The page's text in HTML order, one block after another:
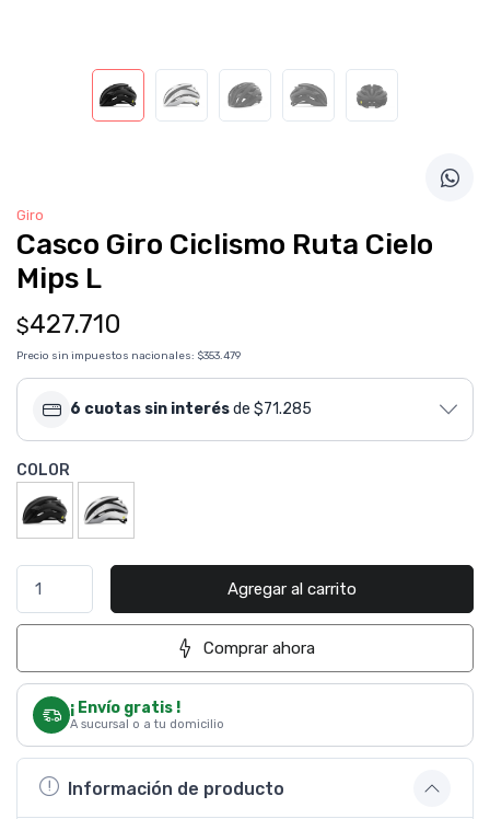
Giro
Casco Giro Ciclismo Ruta Cielo
Mips L
$427.710
Precio sin impuestos nacionales: $353.479
6 cuotas sin interésde $71.285
COLOR
Agregar al carrito
Comprar ahora
¡ Envío gratis !
A sucursal o a tu domicilio
Información de producto